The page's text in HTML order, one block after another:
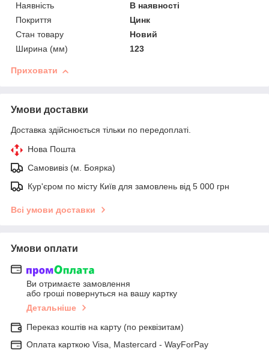
Наявність
В наявності
Покриття
Цинк
Стан товару
Новий
Ширина (мм)
123
Приховати
Умови доставки
Доставка здійснюється тільки по передоплаті.
Нова Пошта
Самовивіз (м. Боярка)
Кур'єром по місту Київ для замовлень від 5 000 грн
Всі умови доставки
Умови оплати
Ви отримаєте замовлення
або гроші повернуться на вашу картку
Детальніше
Переказ коштів на карту (по реквізитам)
Оплата карткою Visa, Mastercard - WayForPay